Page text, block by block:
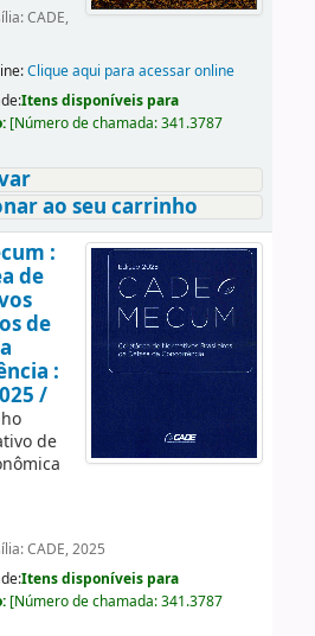
CADE,
Clique aqui para acessar online
Itens disponíveis para
[Número de chamada:341.3787
ao seu carrinho
:
de
de
:
/
de
CADE, 2025
Itens disponíveis para
[Número de chamada:341.3787